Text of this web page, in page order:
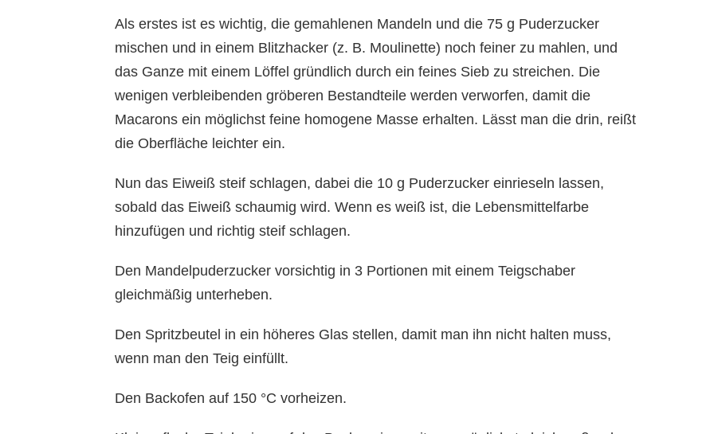
Als erstes ist es wichtig, die gemahlenen Mandeln und die 75 g Puderzucker
mischen und in einem Blitzhacker (z. B. Moulinette) noch feiner zu mahlen, und
das Ganze mit einem Löffel gründlich durch ein feines Sieb zu streichen. Die
wenigen verbleibenden gröberen Bestandteile werden verworfen, damit die
Macarons ein möglichst feine homogene Masse erhalten. Lässt man die drin, reißt
die Oberfläche leichter ein.
Nun das Eiweiß steif schlagen, dabei die 10 g Puderzucker einrieseln lassen,
sobald das Eiweiß schaumig wird. Wenn es weiß ist, die Lebensmittelfarbe
hinzufügen und richtig steif schlagen.
Den Mandelpuderzucker vorsichtig in 3 Portionen mit einem Teigschaber
gleichmäßig unterheben.
Den Spritzbeutel in ein höheres Glas stellen, damit man ihn nicht halten muss,
wenn man den Teig einfüllt.
Den Backofen auf 150 °C vorheizen.